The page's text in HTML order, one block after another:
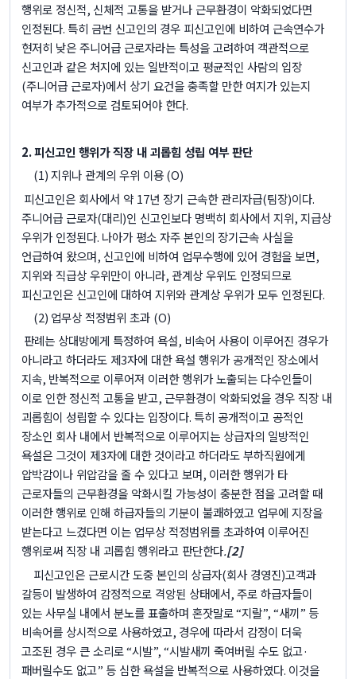
행위로 정신적, 신체적 고통을 받거나 근무환경이 악화되었다면
인정된다. 특히 금번 신고인의 경우 피신고인에 비하여 근속연수가
현저히 낮은 주니어급 근로자라는 특성을 고려하여 객관적으로
신고인과 같은 처지에 있는 일반적이고 평균적인 사람의 입장
(주니어급 근로자)에서 상기 요건을 충족할 만한 여지가 있는지
여부가 추가적으로 검토되어야 한다.
2.피신고인 행위가 직장 내 괴롭힘 성립 여부 판단
(1)지위나 관계의 우위 이용(O)
피신고인은 회사에서 약 17년 장기 근속한 관리자급(팀장)이다.
주니어급 근로자(대리)인 신고인보다 명백히 회사에서 지위,지급상
우위가 인정된다. 나아가 평소 자주 본인의 장기근속 사실을
언급하여 왔으며, 신고인에 비하여 업무수행에 있어 경험을 보면,
지위와 직급상 우위만이 아니라, 관계상 우위도 인정되므로
피신고인은 신고인에 대하여 지위와 관계상 우위가 모두 인정된다.
(2) 업무상 적정범위 초과 (O)
판례는 상대방에게 특정하여 욕설, 비속어 사용이 이루어진 경우가
아니라고 하더라도 제3자에 대한 욕설 행위가 공개적인 장소에서
지속, 반복적으로 이루어져 이러한 행위가 노출되는 다수인들이
이로 인한 정신적 고통을 받고, 근무환경이 악화되었을 경우 직장 내
괴롭힘이 성립할 수 있다는 입장이다. 특히 공개적이고 공적인
장소인 회사 내에서 반복적으로 이루어지는 상급자의 일방적인
욕설은 그것이 제3자에 대한 것이라고 하더라도 부하직원에게
압박감이나 위압감을 줄 수 있다고 보며, 이러한 행위가 타
근로자들의 근무환경을 악화시킬 가능성이 충분한 점을 고려할 때
이러한 행위로 인해 하급자들의 기분이 불쾌하였고 업무에 지장을
받는다고 느겼다면 이는 업무상 적정범위를 초과하여 이루어진
행위로써 직장 내 괴롭힘 행위라고 판단한다.[2]
피신고인은 근로시간 도중 본인의 상급자(회사 경영진)고객과
갈등이 발생하여 감정적으로 격앙된 상태에서,주로 하급자들이
있는 사무실 내에서 분노를 표출하며 혼잣말로“지랄”, “새끼” 등
비속어를 상시적으로 사용하였고, 경우에 따라서 감정이 더욱
고조된 경우 큰 소리로“시발”, “시발새끼 죽여버릴 수도 없고·
패버릴수도 없고” 등 심한 욕설을 반복적으로 사용하였다. 이것을